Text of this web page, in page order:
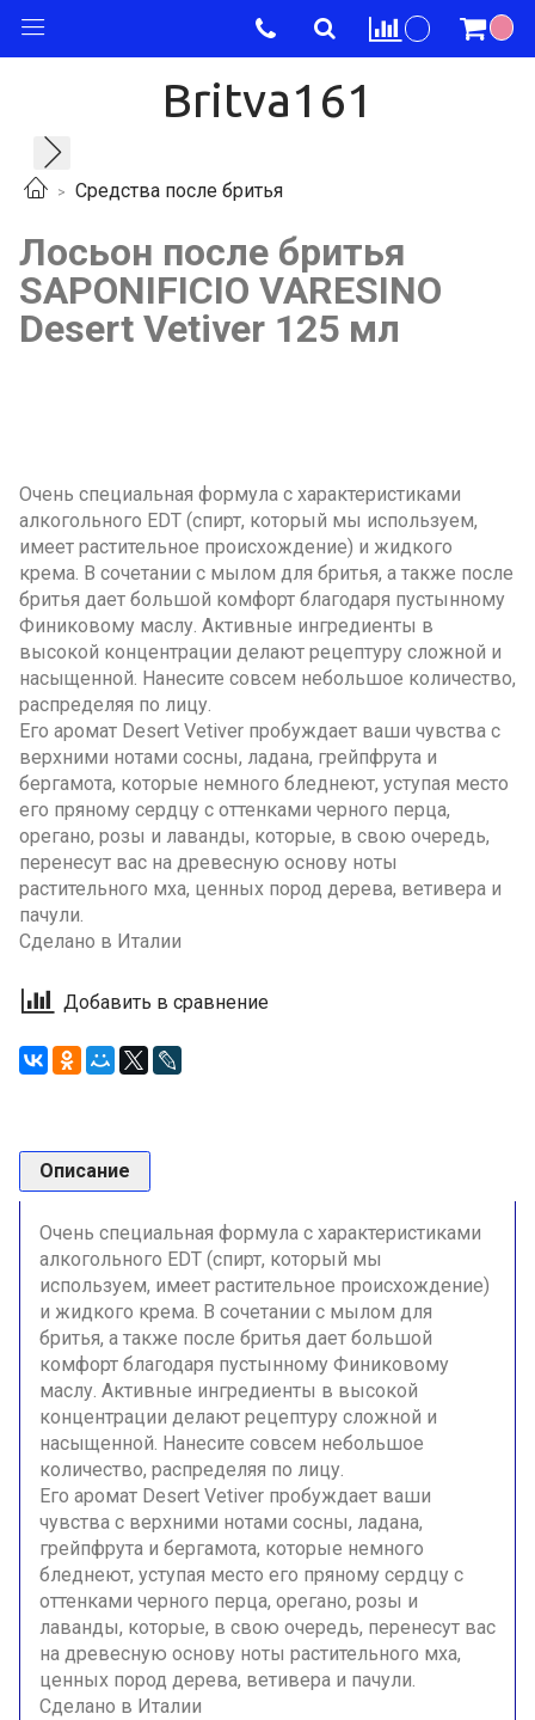
Britva161
Средства после бритья
Лосьон после бритья
SAPONIFICIO VARESINO
Desert Vetiver 125 мл
Очень специальная формула с характеристиками
алкогольного EDT (спирт, который мы используем,
имеет растительное происхождение) и жидкого
крема. В сочетании с мылом для бритья, а также после
бритья дает большой комфорт благодаря пустынному
Финиковому маслу. Активные ингредиенты в
высокой концентрации делают рецептуру сложной и
насыщенной. Нанесите совсем небольшое количество,
распределяя по лицу.
Его аромат Desert Vetiver пробуждает ваши чувства с
верхними нотами сосны, ладана, грейпфрута и
бергамота, которые немного бледнеют, уступая место
его пряному сердцу с оттенками черного перца,
орегано, розы и лаванды, которые, в свою очередь,
перенесут вас на древесную основу ноты
растительного мха, ценных пород дерева, ветивера и
пачули.
Сделано в Италии
Добавить в сравнение
Описание
Очень специальная формула с характеристиками
алкогольного EDT (спирт, который мы
используем, имеет растительное происхождение)
и жидкого крема. В сочетании с мылом для
бритья, а также после бритья дает большой
комфорт благодаря пустынному Финиковому
маслу. Активные ингредиенты в высокой
концентрации делают рецептуру сложной и
насыщенной. Нанесите совсем небольшое
количество, распределяя по лицу.
Его аромат Desert Vetiver пробуждает ваши
чувства с верхними нотами сосны, ладана,
грейпфрута и бергамота, которые немного
бледнеют, уступая место его пряному сердцу с
оттенками черного перца, орегано, розы и
лаванды, которые, в свою очередь, перенесут вас
на древесную основу ноты растительного мха,
ценных пород дерева, ветивера и пачули.
Сделано в Италии